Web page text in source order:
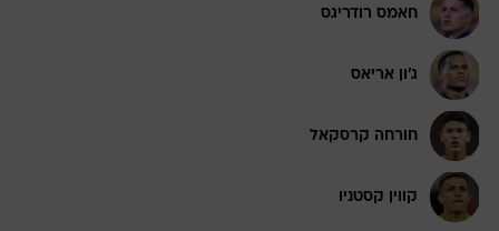
חאמס רודריגס
ג'ון אריאס
חורחה קרסקאל
קווין קסטניו